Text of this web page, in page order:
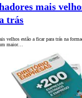
mais
trás
velhos estão a ficar para trás na
maior…